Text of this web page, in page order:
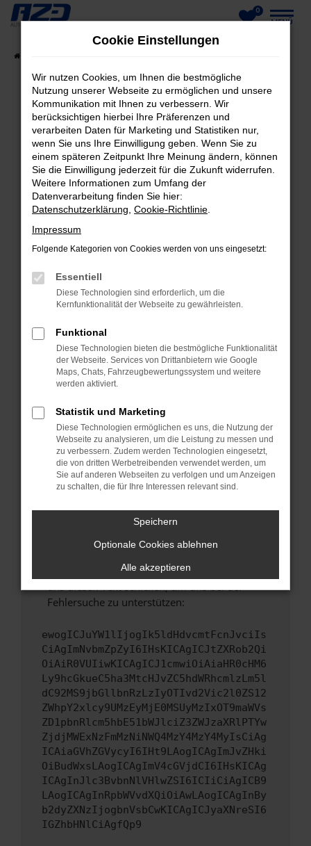
Zum
springen
0
MENÜ
FEHLER: NETWORK ERROR
Beim Laden ist ein Fehler aufgetreten.
Hier sind ein paar Tipps, die dir helfen können:
Überprüfe deine Firewall und deine
Internetverbindung.
Laden andere Webseiten, zum Beispiel deine
Suchmaschine?
Manche Erweiterungen, wie Werbeblocker,
können das Laden bestimmter Seiten
verhindern. Funktioniert die Seite in einem
anderen Browser oder in einem privaten
Fenster?
Starte dein Gerät neu.
Das kann manchmal helfen, vorübergehende
Stelle sicher, dass dein Browser und dein
Betriebssystem auf dem neuesten Stand
sind.
Veraltete Software birgt nicht nur ein
Sicherheitsrisiko, sondern kann auch dazu
führen, dass bestimmte Funktionen nicht mehr
Wende dich an den Webseitenbetreiber.
Wenn du alle oben genannten Schritte versucht
versuchen, das Problem zu beheben. Du kannst
uns diesen Text schicken, um uns bei der
Fehlersuche zu unterstützen:
ewogICJuYW1lIjogIk5ldHdvcmtFcnJvciIs
CiAgImNvbmZpZyI6IHsKICAgICJtZXRob2Qi
OiAiR0VUIiwKICAgICJ1cmwiOiAiaHR0cHM6
Ly9hcGkueC5ha3MtcHJvZC5hdWRhcmlzLm5l
dC92MS9jbGllbnRzLzIyOTIvd2Vic2l0ZS12
ZWhpY2xlcy9UMzEyMjE0MSUyMzIxOT9maWVs
ZD1pbnRlcm5hbE51bWJlciZ3ZWJzaXRlPTYw
ZjdjMWExNzFmMzNiNWQ4MzY4MzY4MyIsCiAg
ICAiaGVhZGVycyI6IHt9LAogICAgImJvZHki
OiBudWxsLAogICAgImV4cGVjdCI6IHsKICAg
ICAgInJlc3BvbnNlVHlwZSI6ICIiCiAgICB9
LAogICAgInRpbWVvdXQiOiAwLAogICAgInBy
b2dyZXNzIjogbnVsbCwKICAgICJyaXNreSI6
IGZhbHNlCiAgfQp9
Cookie Einstellungen
Wir nutzen Cookies, um Ihnen die bestmögliche
Nutzung unserer Webseite zu ermöglichen und unsere
Kommunikation mit Ihnen zu verbessern. Wir
berücksichtigen hierbei Ihre Präferenzen und
verarbeiten Daten für Marketing und Statistiken nur,
wenn Sie uns Ihre Einwilligung geben. Wenn Sie zu
einem späteren Zeitpunkt Ihre Meinung ändern, können
Sie die Einwilligung jederzeit für die Zukunft widerrufen.
Weitere Informationen zum Umfang der
Datenverarbeitung finden Sie hier:
Datenschutzerklärung Cookie-Richtlinie
Impressum
Folgende Kategorien von Cookies werden von uns eingesetzt:
Essentiell
Diese Technologien sind erforderlich, um die
Kernfunktionalität der Webseite zu gewährleisten.
Funktional
Diese Technologien bieten die bestmögliche Funktionalität
der Webseite. Services von Drittanbietern wie Google
Maps, Chats, Fahrzeugbewertungssystem und weitere
werden aktiviert.
Statistik und Marketing
Diese Technologien ermöglichen es uns, die Nutzung der
Webseite zu analysieren, um die Leistung zu messen und
zu verbessern. Zudem werden Technologien eingesetzt,
die von dritten Werbetreibenden verwendet werden, um
Sie auf anderen Webseiten zu verfolgen und um Anzeigen
zu schalten, die für Ihre Interessen relevant sind.
Speichern
Optionale Cookies ablehnen
Alle akzeptieren